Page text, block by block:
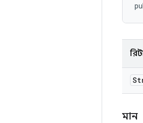
মান